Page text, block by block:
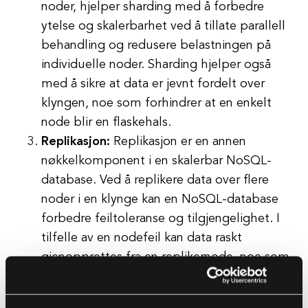
noder, hjelper sharding med å forbedre
ytelse og skalerbarhet ved å tillate parallell
behandling og redusere belastningen på
individuelle noder. Sharding hjelper også
med å sikre at data er jevnt fordelt over
klyngen, noe som forhindrer at en enkelt
node blir en flaskehals.
Replikasjon: Replikasjon er en annen
nøkkelkomponent i en skalerbar NoSQL-
database. Ved å replikere data over flere
noder i en klynge kan en NoSQL-database
forbedre feiltoleranse og tilgjengelighet. I
tilfelle av en nodefeil kan data raskt
gjenopprettes fra en replikernode, noe som
sikrer at systemet forblir operativt og data
forblir tilgjengelig. Replikasjon hjelper også